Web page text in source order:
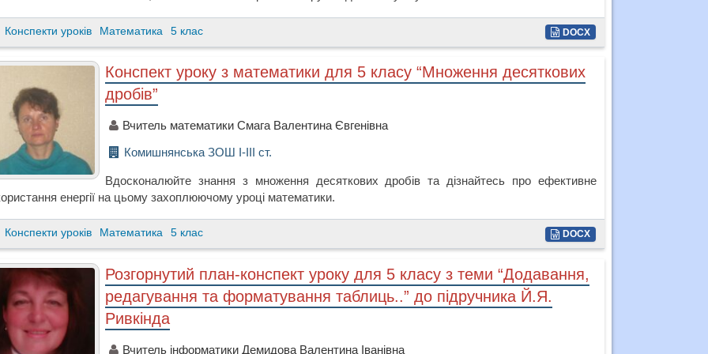
Конспекти уроків Математика 5 клас DOCX
Конспект уроку з математики для 5 класу “Множення десяткових
дробів”
Вчитель математики Смага Валентина Євгенівна
Комишнянська ЗОШ І-ІІІ ст.
Вдосконалюйте знання з множення десяткових дробів та дізнайтесь про ефективне
енергії на цьому захоплюючому уроці математики.
Конспекти уроків Математика 5 клас DOCX
Розгорнутий план-конспект уроку для 5 класу з теми “Додавання,
редагування та форматування таблиць..” до підручника Й.Я.
Ривкінда
Вчитель інформатики Демидова Валентина Іванівна